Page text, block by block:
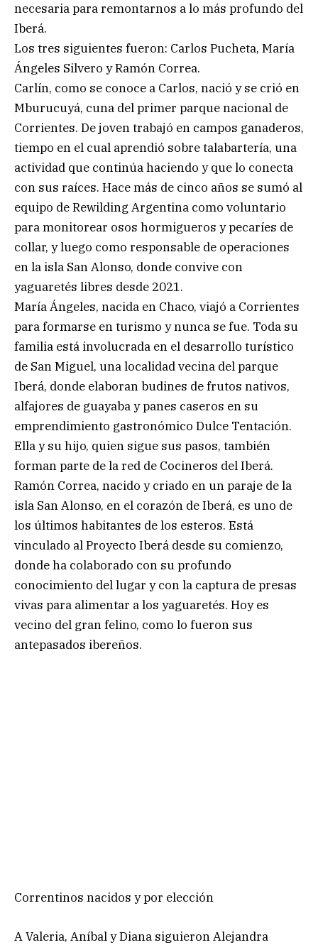
necesaria para remontarnos a lo más profundo del
Iberá.
Los tres siguientes fueron: Carlos Pucheta, María
Ángeles Silvero y Ramón Correa.
Carlín, como se conoce a Carlos, nació y se crió en
Mburucuyá, cuna del primer parque nacional de
Corrientes. De joven trabajó en campos ganaderos,
tiempo en el cual aprendió sobre talabartería, una
actividad que continúa haciendo y que lo conecta
con sus raíces. Hace más de cinco años se sumó al
equipo de Rewilding Argentina como voluntario
para monitorear osos hormigueros y pecaríes de
collar, y luego como responsable de operaciones
en la isla San Alonso, donde convive con
yaguaretés libres desde 2021.
María Ángeles, nacida en Chaco, viajó a Corrientes
para formarse en turismo y nunca se fue. Toda su
familia está involucrada en el desarrollo turístico
de San Miguel, una localidad vecina del parque
Iberá, donde elaboran budines de frutos nativos,
alfajores de guayaba y panes caseros en su
emprendimiento gastronómico Dulce Tentación.
Ella y su hijo, quien sigue sus pasos, también
forman parte de la red de Cocineros del Iberá.
Ramón Correa, nacido y criado en un paraje de la
isla San Alonso, en el corazón de Iberá, es uno de
los últimos habitantes de los esteros. Está
vinculado al Proyecto Iberá desde su comienzo,
donde ha colaborado con su profundo
conocimiento del lugar y con la captura de presas
vivas para alimentar a los yaguaretés. Hoy es
vecino del gran felino, como lo fueron sus
antepasados ibereños.
Correntinos nacidos y por elección
A Valeria, Aníbal y Diana siguieron Alejandra